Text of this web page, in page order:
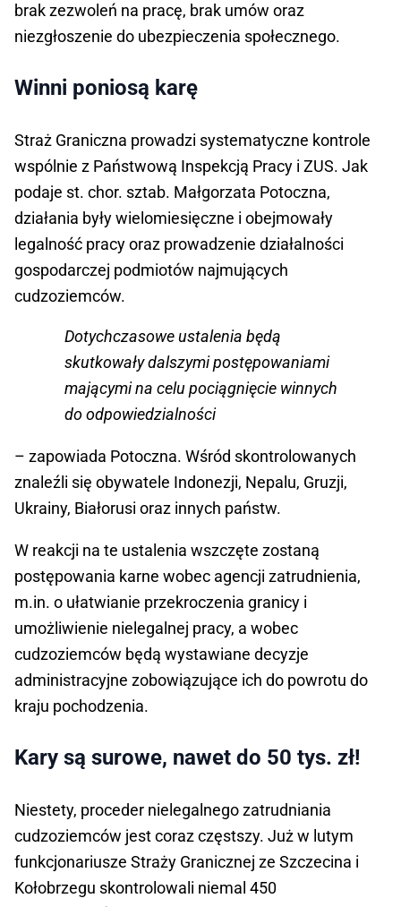
brak zezwoleń na pracę, brak umów oraz
niezgłoszenie do ubezpieczenia społecznego.
Winni poniosą karę
Straż Graniczna prowadzi systematyczne kontrole
wspólnie z Państwową Inspekcją Pracy i ZUS. Jak
podaje st. chor. sztab. Małgorzata Potoczna,
działania były wielomiesięczne i obejmowały
legalność pracy oraz prowadzenie działalności
gospodarczej podmiotów najmujących
cudzoziemców.
Dotychczasowe ustalenia będą
skutkowały dalszymi postępowaniami
mającymi na celu pociągnięcie winnych
do odpowiedzialności
– zapowiada Potoczna. Wśród skontrolowanych
znaleźli się obywatele Indonezji, Nepalu, Gruzji,
Ukrainy, Białorusi oraz innych państw.
W reakcji na te ustalenia wszczęte zostaną
postępowania karne wobec agencji zatrudnienia,
m.in. o ułatwianie przekroczenia granicy i
umożliwienie nielegalnej pracy, a wobec
cudzoziemców będą wystawiane decyzje
administracyjne zobowiązujące ich do powrotu do
kraju pochodzenia.
Kary są surowe, nawet do 50 tys. zł!
Niestety, proceder nielegalnego zatrudniania
cudzoziemców jest coraz częstszy. Już w lutym
funkcjonariusze Straży Granicznej ze Szczecina i
Kołobrzegu skontrolowali niemal 450